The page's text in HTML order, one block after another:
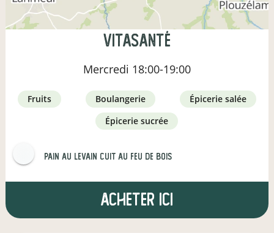
Vitasanté
Mercredi 18:00-19:00
fruits boulangerie
épicerie salée
épicerie sucrée
Pain au levain Cuit au feu de bois
Acheter ici